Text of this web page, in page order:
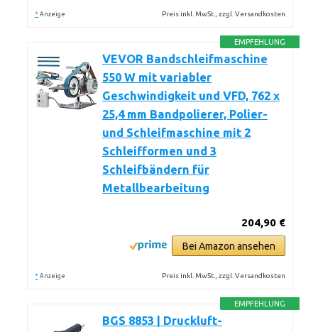
* Anzeige Preis inkl. MwSt., zzgl. Versandkosten
EMPFEHLUNG
VEVOR Bandschleifmaschine
550 W mit variabler
Geschwindigkeit und VFD, 762 x
25,4 mm Bandpolierer, Polier-
und Schleifmaschine mit 2
Schleifformen und 3
Schleifbändern für
Metallbearbeitung
204,90 €
Bei Amazon ansehen
* Anzeige Preis inkl. MwSt., zzgl. Versandkosten
EMPFEHLUNG
BGS 8853 | Druckluft-